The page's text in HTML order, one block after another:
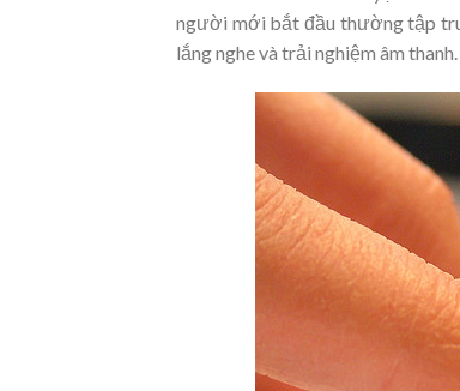
người mới bắt đầu thường tập
lắng nghe và trải nghiệm âm thanh.